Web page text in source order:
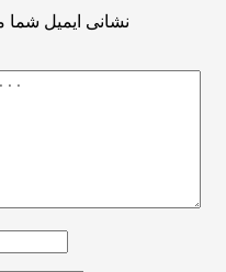
نشانی ایمیل شما